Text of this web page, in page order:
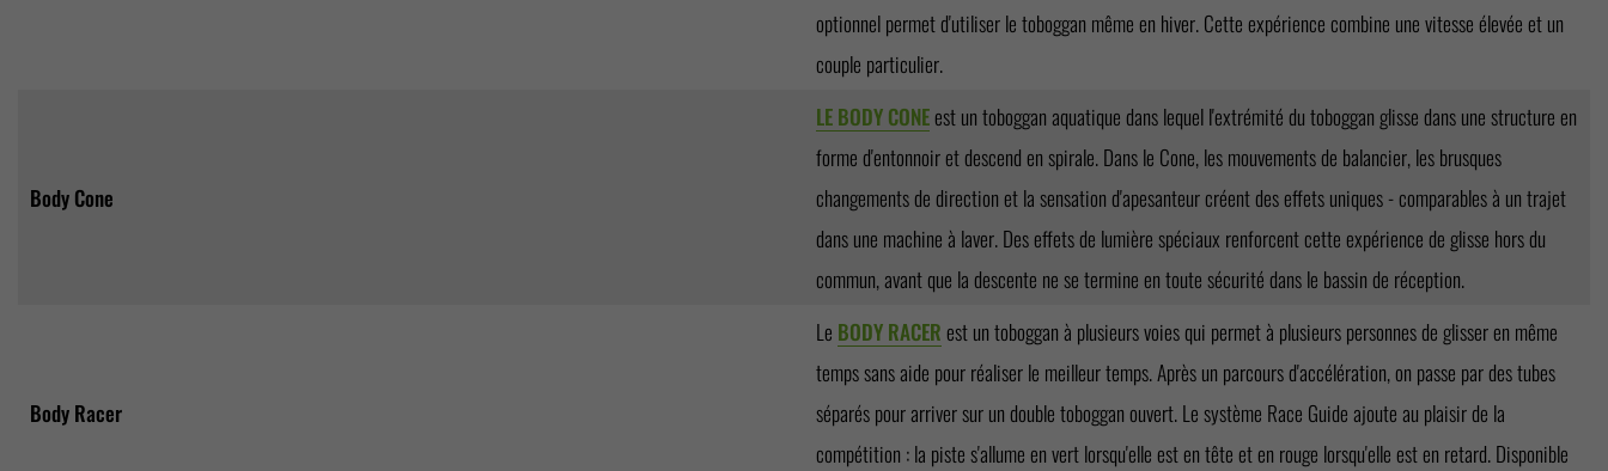
optionnel permet d'utiliser le toboggan même en hiver. Cette expérience combine une vitesse élevée et un
couple particulier.
Body Cone
LE BODY CONEest un toboggan aquatique dans lequel l'extrémité du toboggan glisse dans une structure en
forme d'entonnoir et descend en spirale. Dans le Cone, les mouvements de balancier, les brusques
changements de direction et la sensation d'apesanteur créent des effets uniques - comparables à un trajet
dans une machine à laver. Des effets de lumière spéciaux renforcent cette expérience de glisse hors du
commun, avant que la descente ne se termine en toute sécurité dans le bassin de réception.
Body Racer
Le BODY RACER est un toboggan à plusieurs voies qui permet à plusieurs personnes de glisser en même
temps sans aide pour réaliser le meilleur temps. Après un parcours d'accélération, on passe par des tubes
séparés pour arriver sur un double toboggan ouvert. Le système Race Guide ajoute au plaisir de la
compétition : la piste s'allume en vert lorsqu'elle est en tête et en rouge lorsqu'elle est en retard. Disponible